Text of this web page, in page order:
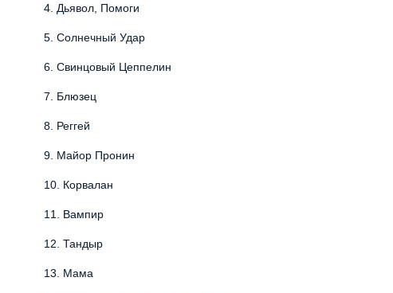
4. Дьявол, Помоги
5. Солнечный Удар
6. Свинцовый Цеппелин
7. Блюзец
8. Реггей
9. Майор Пронин
10. Корвалан
11. Вампир
12. Тандыр
13. Мама